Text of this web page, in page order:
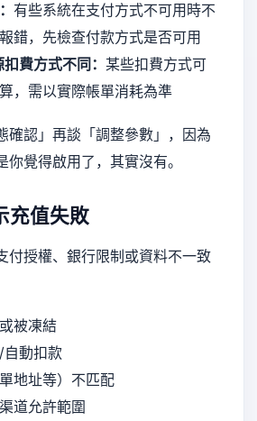
有些系統在支付方式不可用時不
錯，先檢查付款方式是否可用
費方式不同： 某些扣費方式可
，需以實際帳單消耗為準
確認」再談「調整參數」，因為
覺得啟用了，其實沒有。
充值失敗
付授權、銀行限制或資料不一致
被凍結
動扣款
地址等）不匹配
道允許範圍